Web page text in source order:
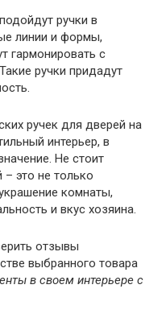
ручки в
линии и формы,
гармонировать с
ручки придадут
ручек для дверей на
интерьер, в
Не стоит
– это не только
комнаты,
и вкус хозяина.
отзывы
выбранного товара
в своем интерьере с